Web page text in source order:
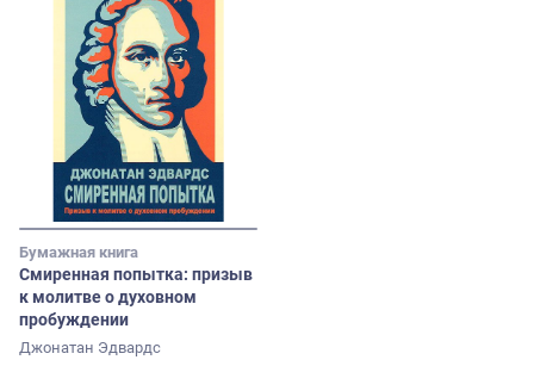
Бумажная книга
Смиренная попытка: призыв
к молитве о духовном
пробуждении
Джонатан Эдвардс